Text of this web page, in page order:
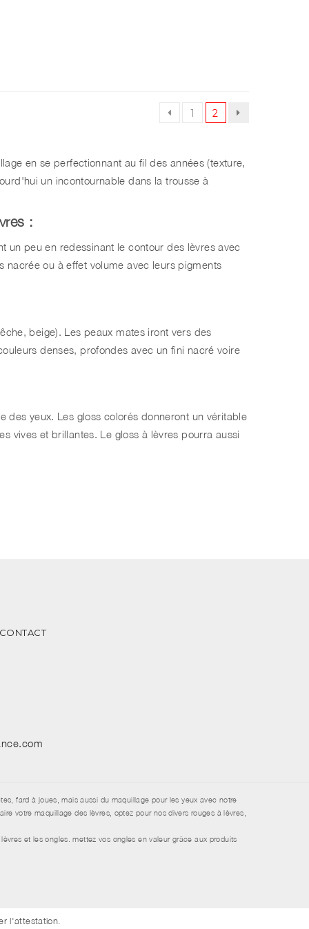
1 2
en se perfectionnant au fil des années (texture,
un incontournable dans la trousse à
:
un peu en redessinant le contour des lèvres avec
nacrée ou à effet volume avec leurs pigments
beige). Les peaux mates iront vers des
denses, profondes avec un fini nacré voire
des yeux. Les gloss colorés donneront un véritable
vives et brillantes. Le gloss à lèvres pourra aussi
fard à joues, mais aussi du maquillage pour les yeux avec notre
votre maquillage des lèvres, optez pour nos divers rouges à lèvres,
et les ongles. mettez vos ongles en valeur grâce aux produits
l'attestation